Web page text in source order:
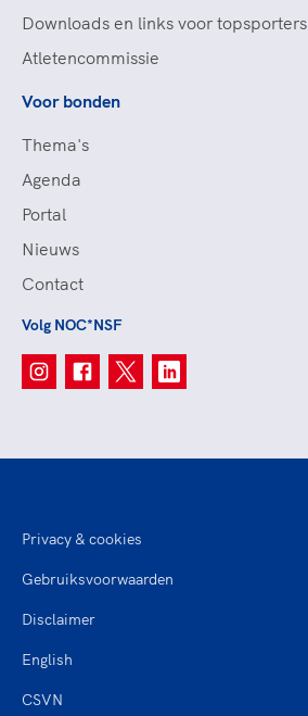
Downloads en links voor topsporters
Atletencommissie
Voor bonden
Thema's
Agenda
Portal
Nieuws
Contact
Volg NOC*NSF
Privacy & cookies
Gebruiksvoorwaarden
Disclaimer
English
CSVN